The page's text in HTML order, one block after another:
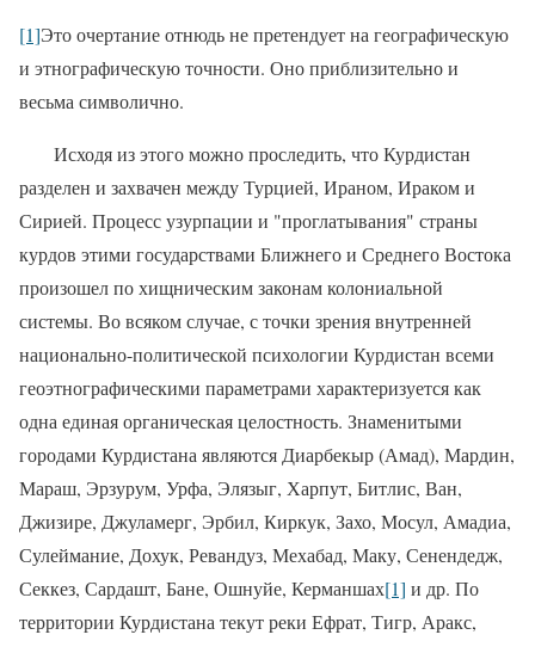
[1]Это очертание отнюдь не претендует на географическую
и этнографическую точности. Оно приблизительно и
весьма символич­но.
Исходя из этого можно просле­дить, что Курдистан
разделен и захвачен между Турцией, Ираном, Ираком и
Сирией. Процесс узурпа­ции и "проглатывания" страны
кур­дов этими государствами Ближнего и Среднего Востока
произошел по хищническим законам колониальной
системы. Во всяком случае, с точки зрения внутренней
национально-политической психологии Курдистан всеми
геоэтнографическими парамет­рами характеризуется как
одна еди­ная органическая целостность. Зна­менитыми
городами Курдистана яв­ляются Диарбекыр (Амад), Мардин,
Мараш, Эрзурум, Урфа, Элязыг, Харпут, Битлис, Ван,
Джизире, Джуламерг, Эрбил, Киркук, Захо, Мосул, Амадиа,
Сулеймание, Дохук, Ревандуз, Мехабад, Маку, Сенендедж,
Секкез, Сардашт, Бане, Ошнуйе, Керманшах[1] и др. По
территории Курдистана текут реки Ефрат, Тигр, Аракс,